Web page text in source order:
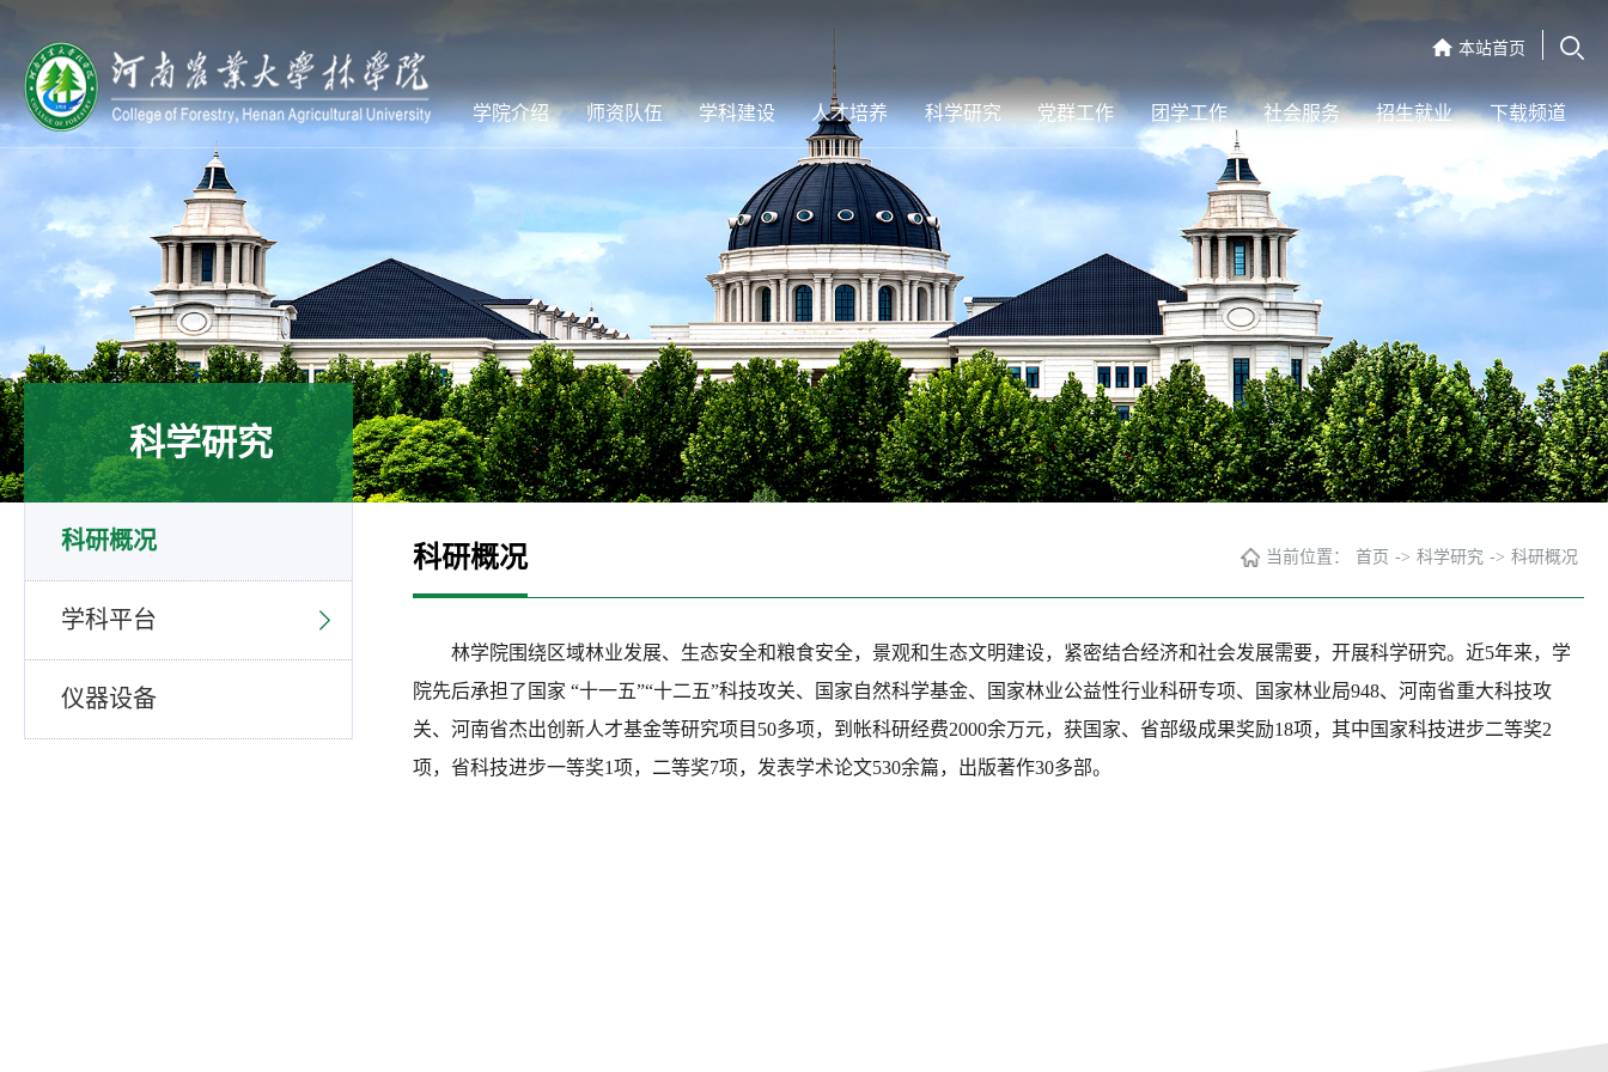
本站首页
学院介绍 师资队伍 学科建设 人才培养 科学研究 党群工作 团学工作 社会服务 招生就业 下载频道
科学研究
科研概况
学科平台
仪器设备
科研概况 当前位置： 首页 -> 科学研究 -> 科研概况
林学院围绕区域林业发展、生态安全和粮食安全，景观和生态文明建设，紧密结合经济和社会发展需要，开展科学研究。近5年来，学
院先后承担了国家 “十一五”“十二五”科技攻关、国家自然科学基金、国家林业公益性行业科研专项、国家林业局948、河南省重大科技攻
关、河南省杰出创新人才基金等研究项目50多项，到帐科研经费2000余万元，获国家、省部级成果奖励18项，其中国家科技进步二等奖2
项，省科技进步一等奖1项，二等奖7项，发表学术论文530余篇，出版著作30多部。